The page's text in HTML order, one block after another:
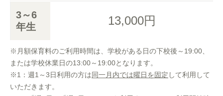
3～6
年生
13,000円
※月額保育料のご利用時間は、学校がある日の下校後～19:00、
または学校休業日の13:00～19:00となります。
※1：週1～3日利用の方は同一月内では曜日を固定 して利用して
いただきます。